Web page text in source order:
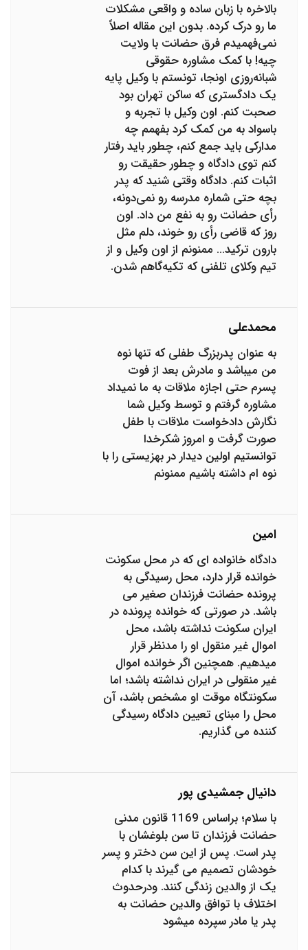
بالاخره با زبان ساده و واقعی مشکلات
ما رو درک کرده. بدون این مقاله اصلاً
نمی‌فهمیدم فرق حضانت با ولایت
چیه! با کمک مشاوره حقوقی
شبانه‌روزی اونجا، تونستم با وکیل پایه
یک دادگستری که ساکن تهران بود
صحبت کنم. اون وکیل با تجربه و
باسواد به من کمک کرد بفهمم چه
مدارکی باید جمع کنم، چطور باید رفتار
کنم توی دادگاه و چطور حقیقت رو
اثبات کنم. دادگاه وقتی شنید که پدر
بچه حتی شماره مدرسه رو نمی‌دونه،
رأی حضانت رو به نفع من داد. اون
روز که قاضی رأی رو خوند، دلم مثل
بارون ترکید… ممنونم از اون وکیل و از
تیم وکلای تلفنی که تکیه‌گاهم شدن.
محمدعلی
به عنوان پدربزرگ طفلی که تنها نوه
من میباشد و مادرش بعد از فوت
پسرم حتی اجازه ملاقات به ما نمیداد
مشاوره گرفتم و توسط وکیل شما
نگارش دادخواست ملاقات با طفل
صورت گرفت و امروز شکرخدا
توانستیم اولین دیدار در بهزیستی را با
نوه ام داشته باشیم ممنونم
امین
دادگاه خانواده ای که در محل سکونت
خوانده قرار دارد، محل رسیدگی به
پرونده حضانت فرزندان صغیر می
باشد. در صورتی که خوانده پرونده در
ایران سکونت نداشته باشد، محل
اموال غیر منقول او را مدنظر قرار
میدهیم. همچنین اگر خوانده اموال
غیر منقولی در ایران نداشته باشد؛ اما
سکونتگاه موقت او مشخص باشد، آن
محل را مبنای تعیین دادگاه رسیدگی
کننده می گذاریم.
دانیال جمشیدی پور
با سلام؛ براساس 1169 قانون مدنی
حضانت فرزندان تا سن بلوغشان با
پدر است. پس از این سن دختر و پسر
خودشان تصمیم می گیرند با کدام
یک از والدین زندگی کنند. ودرحدوث
اختلاف با توافق والدین حضانت به
پدر یا مادر سپرده میشود